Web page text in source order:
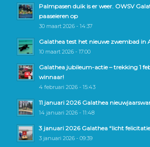
Palmpasen duik is er weer. OWSV
paaseieren op
30 maart 2026 - 14:37
Galathea test het nieuwe zwembad in
10 maart 2026 - 17:00
Galathea jubileum-actie – trekking 1
winnaar!
4 februari 2026 - 15:43
11 januari 2026 Galathea
14 januari 2026 - 11:48
3 januari 2026 Galathea “licht
3 januari 2026 - 09:39